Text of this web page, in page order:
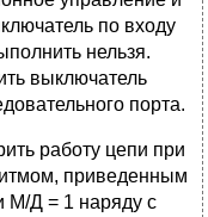
по входу
нельзя.
выключатель
порта.
работу цепи при
приведенным
М/Д = 1 наряду с